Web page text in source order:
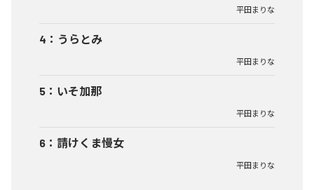
平田まりな
4 ： うらとみ
平田まりな
5 ： いそ加那
平田まりな
6 ： 請けくま慢女
平田まりな